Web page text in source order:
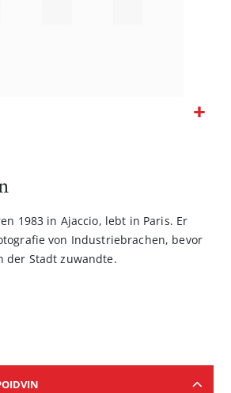
1983 in Ajaccio, lebt in Paris. Er
von Industriebrachen, bevor
der Stadt zuwandte.